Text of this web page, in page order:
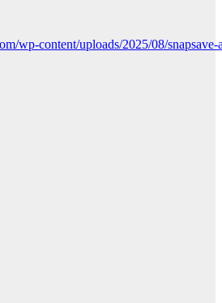
wp-content/uploads/2025/08/